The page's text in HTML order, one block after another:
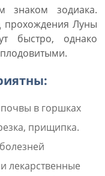
знаком зодиака.
прохождения Луны
быстро, однако
в горшках
прищипка.
лекарственные